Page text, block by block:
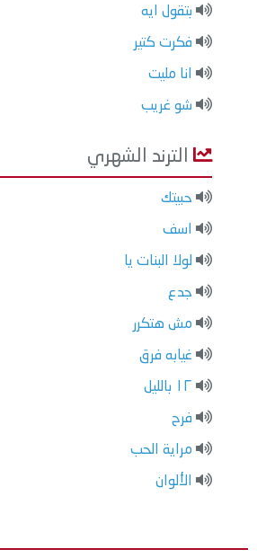
بتقول ايه
فكرت كتير
انا مليت
شو غريب
الترند الشهري
حبيتك
اسف
لولا البنات يا
جدع
مش هتكرر
غيابه فرق
١٢ بالليل
فرح
مراية الحب
الألوان